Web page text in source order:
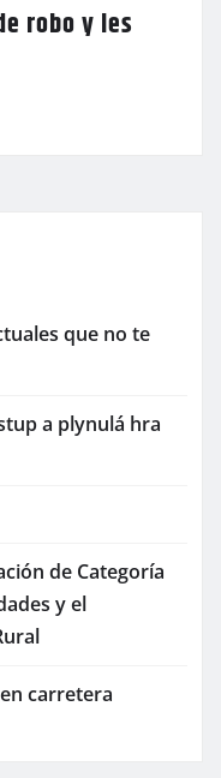
robo y les
que no te
a plynulá hra
de Categoría
y el
carretera